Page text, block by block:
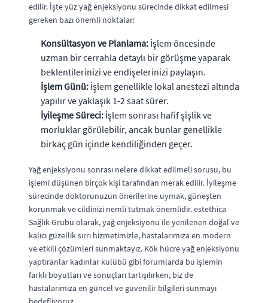
edilir. İşte yüz yağ enjeksiyonu sürecinde dikkat edilmesi
gereken bazı önemli noktalar:
Konsültasyon ve Planlama: İşlem öncesinde
uzman bir cerrahla detaylı bir görüşme yaparak
beklentilerinizi ve endişelerinizi paylaşın.
İşlem Günü: İşlem genellikle lokal anestezi altında
yapılır ve yaklaşık 1-2 saat sürer.
İyileşme Süreci: İşlem sonrası hafif şişlik ve
morluklar görülebilir, ancak bunlar genellikle
birkaç gün içinde kendiliğinden geçer.
Yağ enjeksiyonu sonrası nelere dikkat edilmeli sorusu, bu
işlemi düşünen birçok kişi tarafından merak edilir. İyileşme
sürecinde doktorunuzun önerilerine uymak, güneşten
korunmak ve cildinizi nemli tutmak önemlidir. estethica
Sağlık Grubu olarak, yağ enjeksiyonu ile yenilenen doğal ve
kalıcı güzellik sırrı hizmetimizle, hastalarımıza en modern
ve etkili çözümleri sunmaktayız. Kök hücre yağ enjeksiyonu
yaptıranlar kadınlar kulübü gibi forumlarda bu işlemin
farklı boyutları ve sonuçları tartışılırken, biz de
hastalarımıza en güncel ve güvenilir bilgileri sunmayı